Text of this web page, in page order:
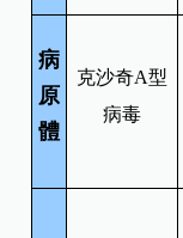
病
原
體
克沙奇A型
病毒